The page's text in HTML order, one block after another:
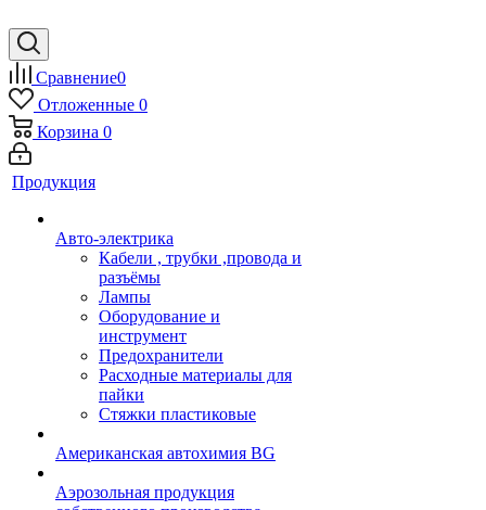
Сравнение0
Отложенные 0
Корзина 0
Продукция
Авто-электрика
Кабели , трубки ,провода и
разъёмы
Лампы
Оборудование и
инструмент
Предохранители
Расходные материалы для
пайки
Стяжки пластиковые
Американская автохимия BG
Аэрозольная продукция